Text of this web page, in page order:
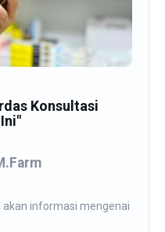
Konsultasi
akan informasi mengenai